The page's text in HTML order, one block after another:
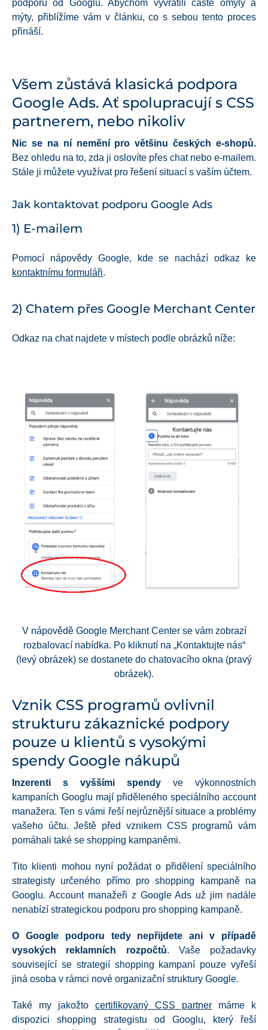
podporu od Googlu. Abychom vyvrátili časté omyly a
mýty, přiblížíme vám v článku, co s sebou tento proces
přináší.
Všem zůstává klasická podpora
Google Ads. Ať spolupracují s CSS
partnerem, nebo nikoliv
Nic se na ní nemění pro většinu českých e-shopů.
Bez ohledu na to, zda ji oslovíte přes chat nebo e-mailem.
Stále ji můžete využívat pro řešení situací s vaším účtem.
Jak kontaktovat podporu Google Ads
1) E-mailem
Pomocí nápovědy Google, kde se nachází odkaz ke
kontaktnímu formuláři.
2) Chatem přes Google Merchant Center
Odkaz na chat najdete v místech podle obrázků níže:
V nápovědě Google Merchant Center se vám zobrazí
rozbalovací nabídka. Po kliknutí na „Kontaktujte nás“
(levý obrázek) se dostanete do chatovacího okna (pravý
obrázek).
Vznik CSS programů ovlivnil
strukturu zákaznické podpory
pouze u klientů s vysokými
spendy Google nákupů
Inzerenti s vyššími spendy ve výkonnostních
kampaních Googlu mají přiděleného speciálního account
manažera. Ten s vámi řeší nejrůznější situace a problémy
vašeho účtu. Ještě před vznikem CSS programů vám
pomáhali také se shopping kampaněmi.
Tito klienti mohou nyní požádat o přidělení speciálního
strategisty určeného přímo pro shopping kampaně na
Googlu. Account manažeři z Google Ads už jim nadále
nenabízí strategickou podporu pro shopping kampaně.
O Google podporu tedy nepřijdete ani v případě
vysokých reklamních rozpočtů. Vaše požadavky
související se strategií shopping kampaní pouze vyřeší
jiná osoba v rámci nové organizační struktury Google.
Také my jakožto certifikovaný CSS partner máme k
dispozici shopping strategistu od Googlu, který řeší